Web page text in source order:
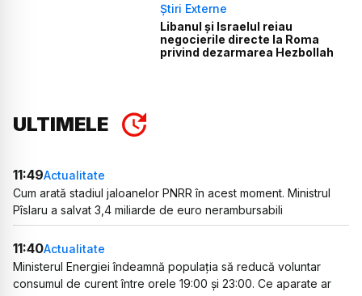
Știri Externe
Libanul și Israelul reiau
negocierile directe la Roma
privind dezarmarea Hezbollah
ULTIMELE
11:49Actualitate
Cum arată stadiul jaloanelor PNRR în acest moment. Ministrul
Pîslaru a salvat 3,4 miliarde de euro nerambursabili
11:40Actualitate
Ministerul Energiei îndeamnă populația să reducă voluntar
consumul de curent între orele 19:00 și 23:00. Ce aparate ar